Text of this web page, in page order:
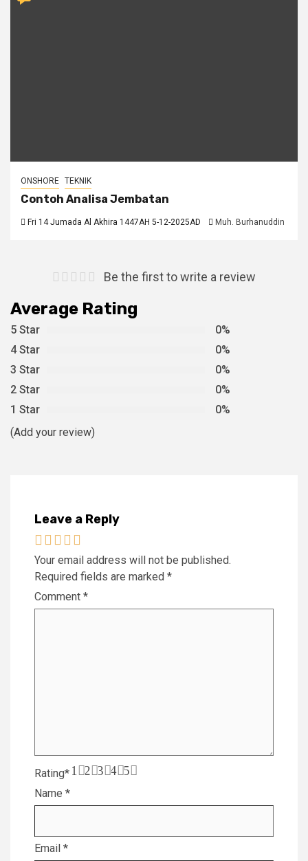
ONSHORE TEKNIK
Contoh Analisa Jembatan
Fri 14 Jumada Al Akhira 1447AH 5-12-2025AD Muh. Burhanuddin
Be the first to write a review
Average Rating
5 Star
0%
4 Star
0%
3 Star
0%
2 Star
0%
1 Star
0%
(Add your review)
Leave a Reply
Your email address will not be published.
Required fields are marked *
Comment *
Rating* 5
4
3
2
1
Name *
Email *